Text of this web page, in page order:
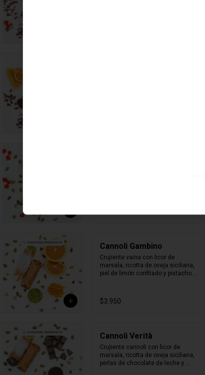
Cannoli Gambino
Crujiente vaina con licor de
marsala, ricotta de oveja siciliana,
piel de limón confitado y pistacho.
$3.950
Cannoli Verità
Crujiente cannoli con licor de
marsala, ricotta de oveja siciliana,
perlas de chocolate de leche y